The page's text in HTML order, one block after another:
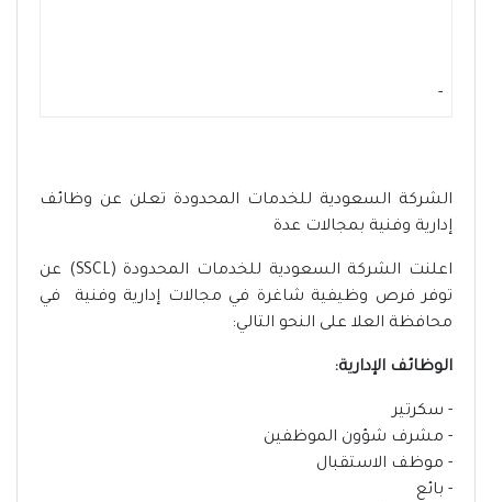
-
الشركة السعودية للخدمات المحدودة تعلن عن وظائف
إدارية وفنية بمجالات عدة
اعلنت الشركة السعودية للخدمات المحدودة (SSCL) عن
توفر فرص وظيفية شاغرة في مجالات إدارية وفنية في
محافظة العلا على النحو التالي:
الوظائف الإدارية:
- سكرتير
- مشرف شؤون الموظفين
- موظف الاستقبال
- بائع